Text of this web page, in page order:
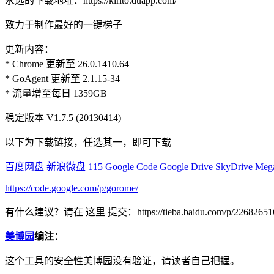
致力于制作最好的一键梯子
更新内容：
* Chrome 更新至 26.0.1410.64
* GoAgent 更新至 2.1.15-34
* 流量增至每日 1359GB
稳定版本 V1.7.5 (20130414)
以下为下载链接，任选其一，即可下载
百度网盘 新浪微盘 115 Google Code Google Drive SkyDrive
https://code.google.com/p/gorome/
有什么建议？请在 这里 提交：https://tieba.baidu.com/p/
美博园编注：
这个工具的安全性美博园没有验证，请读者自己把握。